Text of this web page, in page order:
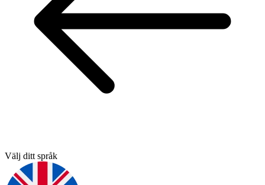
Välj ditt språk